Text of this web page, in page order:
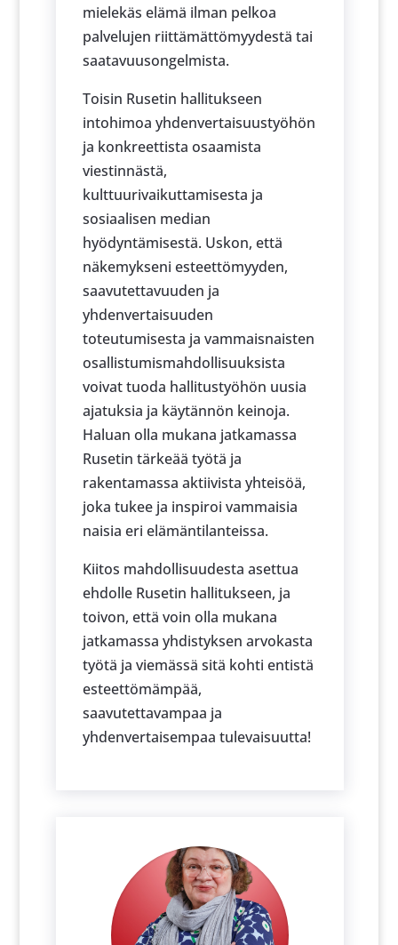
mielekäs elämä ilman pelkoa
palvelujen riittämättömyydestä tai
saatavuusongelmista.
Toisin Rusetin hallitukseen
intohimoa yhdenvertaisuustyöhön
ja konkreettista osaamista
viestinnästä,
kulttuurivaikuttamisesta ja
sosiaalisen median
hyödyntämisestä. Uskon, että
näkemykseni esteettömyyden,
saavutettavuuden ja
yhdenvertaisuuden
toteutumisesta ja vammaisnaisten
osallistumismahdollisuuksista
voivat tuoda hallitustyöhön uusia
ajatuksia ja käytännön keinoja.
Haluan olla mukana jatkamassa
Rusetin tärkeää työtä ja
rakentamassa aktiivista yhteisöä,
joka tukee ja inspiroi vammaisia
naisia eri elämäntilanteissa.
Kiitos mahdollisuudesta asettua
ehdolle Rusetin hallitukseen, ja
toivon, että voin olla mukana
jatkamassa yhdistyksen arvokasta
työtä ja viemässä sitä kohti entistä
esteettömämpää,
saavutettavampaa ja
yhdenvertaisempaa tulevaisuutta!